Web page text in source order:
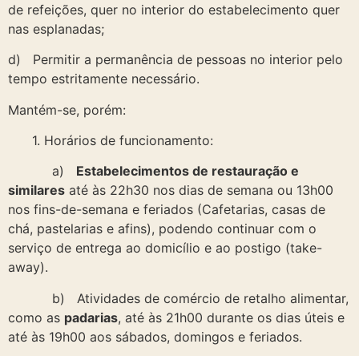
de refeições, quer no interior do estabelecimento quer
nas esplanadas;
d) Permitir a permanência de pessoas no interior pelo
tempo estritamente necessário.
Mantém-se, porém:
1. Horários de funcionamento:
a) Estabelecimentos de restauração e
similares até às 22h30 nos dias de semana ou 13h00
nos fins-de-semana e feriados (Cafetarias, casas de
chá, pastelarias e afins), podendo continuar com o
serviço de entrega ao domicílio e ao postigo (take-
away).
b) Atividades de comércio de retalho alimentar,
como as padarias, até às 21h00 durante os dias úteis e
até às 19h00 aos sábados, domingos e feriados.